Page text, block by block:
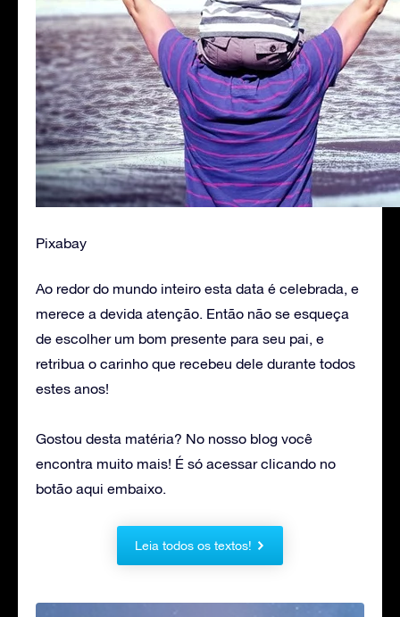
Pixabay
Ao redor do mundo inteiro esta data é celebrada, e
merece a devida atenção. Então não se esqueça
de escolher um bom presente para seu pai, e
retribua o carinho que recebeu dele durante todos
estes anos!
Gostou desta matéria? No nosso blog você
encontra muito mais! É só acessar clicando no
botão aqui embaixo.
Leia todos os textos!